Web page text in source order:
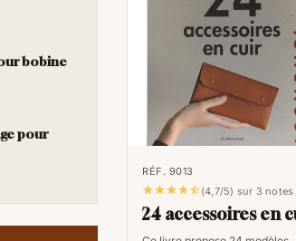
bobine
pour
RÉF. 9013
(4,7/5) sur 3 notes
24 accessoires en